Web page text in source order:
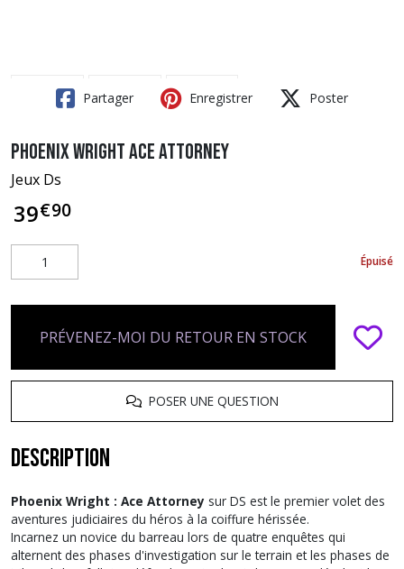
Partager Enregistrer Poster
Phoenix Wright Ace Attorney
Jeux Ds
39€90
Épuisé
PRÉVENEZ-MOI DU RETOUR EN STOCK
POSER UNE QUESTION
Description
Phoenix Wright : Ace Attorney sur DS est le premier volet des
aventures judiciaires du héros à la coiffure hérissée.
Incarnez un novice du barreau lors de quatre enquêtes qui
alternent des phases d'investigation sur le terrain et les phases de